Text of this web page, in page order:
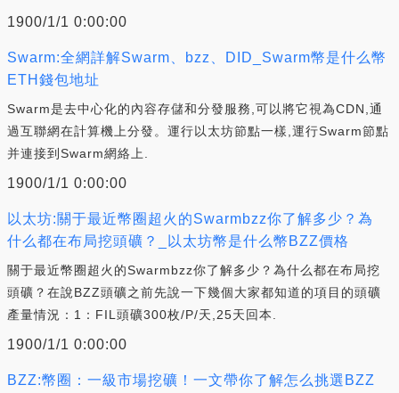
1900/1/1 0:00:00
Swarm:全網詳解Swarm、bzz、DID_Swarm幣是什么幣
ETH錢包地址
Swarm是去中心化的內容存儲和分發服務,可以將它視為CDN,通
過互聯網在計算機上分發。運行以太坊節點一樣,運行Swarm節點
并連接到Swarm網絡上.
1900/1/1 0:00:00
以太坊:關于最近幣圈超火的Swarmbzz你了解多少？為
什么都在布局挖頭礦？_以太坊幣是什么幣BZZ價格
關于最近幣圈超火的Swarmbzz你了解多少？為什么都在布局挖
頭礦？在說BZZ頭礦之前先說一下幾個大家都知道的項目的頭礦
產量情況：1：FIL頭礦300枚/P/天,25天回本.
1900/1/1 0:00:00
BZZ:幣圈：一級市場挖礦！一文帶你了解怎么挑選BZZ